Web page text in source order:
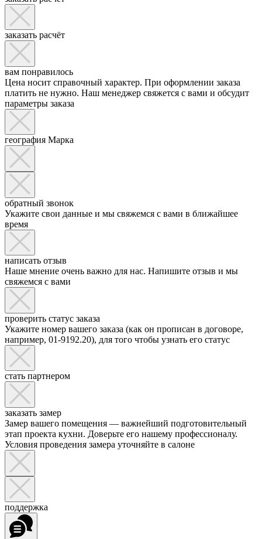
заказать расчёт
вам понравилось
Цена носит справочный характер. При оформлении заказа
платить не нужно. Наш менеджер свяжется с вами и обсудит
параметры заказа
география Марка
обратный звонок
Укажите свои данные и мы свяжемся с вами в ближайшее
время
написать отзыв
Наше мнение очень важно для нас. Напишите отзыв и мы
свяжемся с вами
проверить статус заказа
Укажите номер вашего заказа (как он прописан в договоре,
например, 01-9192.20), для того чтобы узнать его статус
стать партнером
заказать замер
Замер вашего помещения — важнейший подготовительный
этап проекта кухни. Доверьте его нашему профессионалу.
Условия проведения замера уточняйте в салоне
поддержка